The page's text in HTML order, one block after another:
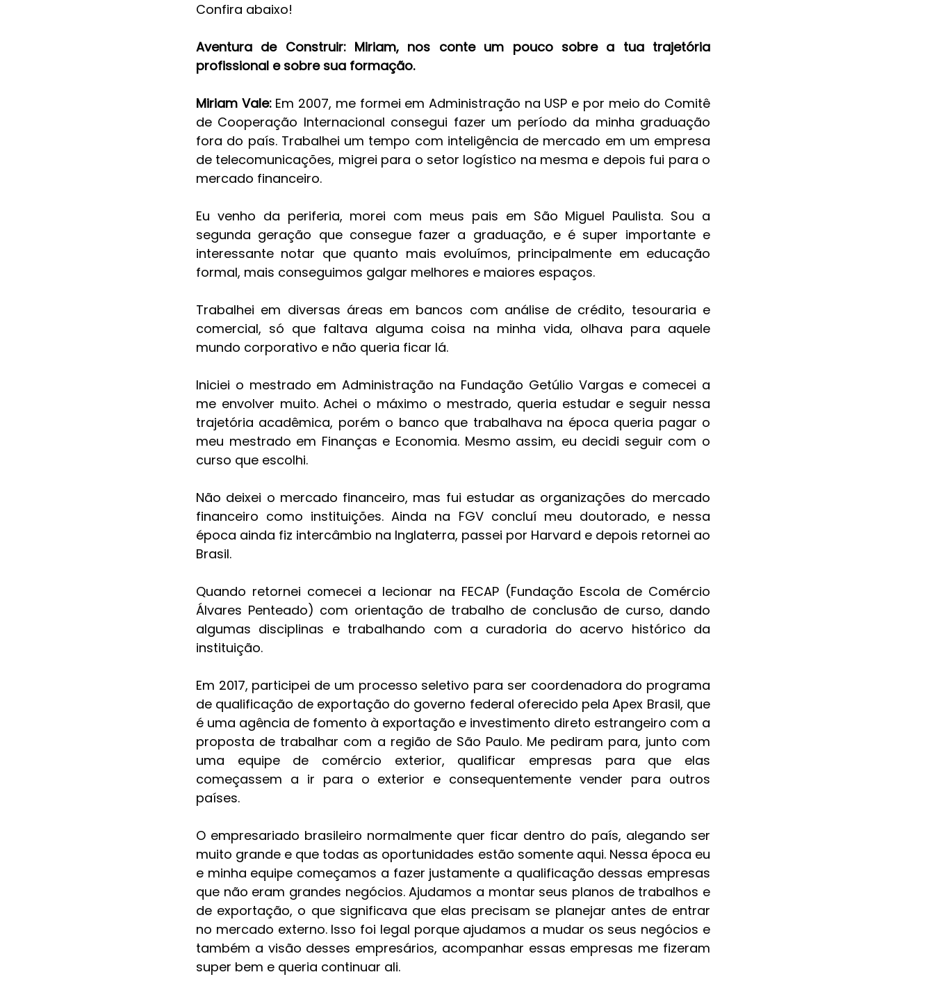
Confira abaixo!
Aventura de Construir: Miriam, nos conte um pouco sobre a tua trajetória
profissional e sobre sua formação.
Miriam Vale: Em 2007, me formei em Administração na USP e por meio do Comitê
de Cooperação Internacional consegui fazer um período da minha graduação
fora do país. Trabalhei um tempo com inteligência de mercado em um empresa
de telecomunicações, migrei para o setor logístico na mesma e depois fui para o
mercado financeiro.
Eu venho da periferia, morei com meus pais em São Miguel Paulista. Sou a
segunda geração que consegue fazer a graduação, e é super importante e
interessante notar que quanto mais evoluímos, principalmente em educação
formal, mais conseguimos galgar melhores e maiores espaços.
Trabalhei em diversas áreas em bancos com análise de crédito, tesouraria e
comercial, só que faltava alguma coisa na minha vida, olhava para aquele
mundo corporativo e não queria ficar lá.
Iniciei o mestrado em Administração na Fundação Getúlio Vargas e comecei a
me envolver muito. Achei o máximo o mestrado, queria estudar e seguir nessa
trajetória acadêmica, porém o banco que trabalhava na época queria pagar o
meu mestrado em Finanças e Economia. Mesmo assim, eu decidi seguir com o
curso que escolhi.
Não deixei o mercado financeiro, mas fui estudar as organizações do mercado
financeiro como instituições. Ainda na FGV concluí meu doutorado, e nessa
época ainda fiz intercâmbio na Inglaterra, passei por Harvard e depois retornei ao
Brasil.
Quando retornei comecei a lecionar na FECAP (Fundação Escola de Comércio
Álvares Penteado) com orientação de trabalho de conclusão de curso, dando
algumas disciplinas e trabalhando com a curadoria do acervo histórico da
instituição.
Em 2017, participei de um processo seletivo para ser coordenadora do programa
de qualificação de exportação do governo federal oferecido pela Apex Brasil, que
é uma agência de fomento à exportação e investimento direto estrangeiro com a
proposta de trabalhar com a região de São Paulo. Me pediram para, junto com
uma equipe de comércio exterior, qualificar empresas para que elas
começassem a ir para o exterior e consequentemente vender para outros
países.
O empresariado brasileiro normalmente quer ficar dentro do país, alegando ser
muito grande e que todas as oportunidades estão somente aqui. Nessa época eu
e minha equipe começamos a fazer justamente a qualificação dessas empresas
que não eram grandes negócios. Ajudamos a montar seus planos de trabalhos e
de exportação, o que significava que elas precisam se planejar antes de entrar
no mercado externo. Isso foi legal porque ajudamos a mudar os seus negócios e
também a visão desses empresários, acompanhar essas empresas me fizeram
super bem e queria continuar ali.